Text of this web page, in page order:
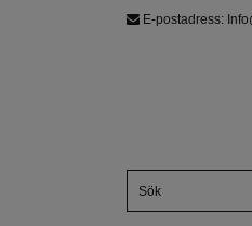
E-postadress: